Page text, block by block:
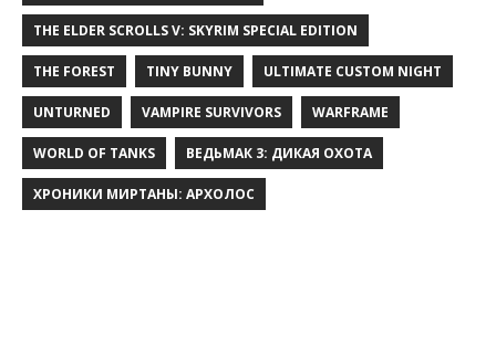
THE ELDER SCROLLS V: SKYRIM SPECIAL EDITION
THE FOREST TINY BUNNY ULTIMATE CUSTOM NIGHT
UNTURNED VAMPIRE SURVIVORS WARFRAME
WORLD OF TANKS ВЕДЬМАК 3: ДИКАЯ ОХОТА
ХРОНИКИ МИРТАНЫ: АРХОЛОС